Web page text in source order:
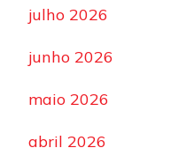
julho 2026
junho 2026
maio 2026
abril 2026